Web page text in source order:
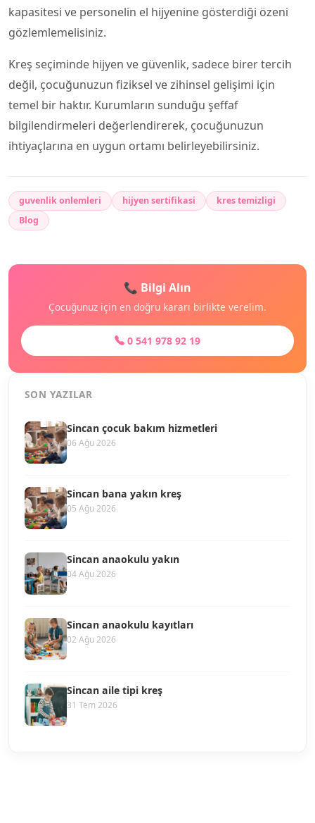
kapasitesi ve personelin el hijyenine gösterdiği özeni
gözlemlemelisiniz.
Kreş seçiminde hijyen ve güvenlik, sadece birer tercih
değil, çocuğunuzun fiziksel ve zihinsel gelişimi için
temel bir haktır. Kurumların sunduğu şeffaf
bilgilendirmeleri değerlendirerek, çocuğunuzun
ihtiyaçlarına en uygun ortamı belirleyebilirsiniz.
guvenlik onlemleri hijyen sertifikasi
kres temizligi
Blog
📞 Bilgi Alın
Çocuğunuz için en doğru kararı birlikte verelim.
0 541 978 92 19
SON YAZILAR
Sincan çocuk bakım hizmetleri
06 Ağu 2026
Sincan bana yakın kreş
05 Ağu 2026
Sincan anaokulu yakın
04 Ağu 2026
Sincan anaokulu kayıtları
02 Ağu 2026
Sincan aile tipi kreş
31 Tem 2026